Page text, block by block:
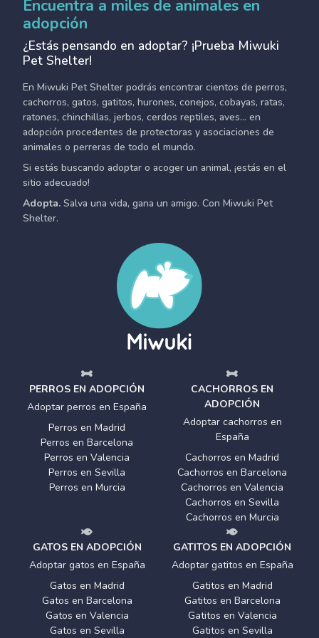
Encuentra a miles de animales en
adopción
¿Estás pensando en adoptar? ¡Prueba Miwuki
Pet Shelter!
En Miwuki Pet Shelter podrás encontrar cientos de perros,
cachorros, gatos, gatitos, hurones, conejos, cobayas, ratas,
ratones, chinchillas, jerbos, cerdos reptiles, aves... en
adopción procedentes de protectoras y asociaciones de
animales o perreras de todo el mundo.
Si estás buscando adoptar o acoger un animal, ¡estás en el
sitio adecuado!
Adopta. Salva una vida, gana un amigo. Con Miwuki Pet
Shelter.
PERROS EN ADOPCIÓN
Adoptar perros en España
Perros en Madrid
Perros en Barcelona
Perros en Valencia
Perros en Sevilla
Perros en Murcia
CACHORROS EN
ADOPCIÓN
Adoptar cachorros en
España
Cachorros en Madrid
Cachorros en Barcelona
Cachorros en Valencia
Cachorros en Sevilla
Cachorros en Murcia
GATOS EN ADOPCIÓN
Adoptar gatos en España
Gatos en Madrid
Gatos en Barcelona
Gatos en Valencia
Gatos en Sevilla
GATITOS EN ADOPCIÓN
Adoptar gatitos en España
Gatitos en Madrid
Gatitos en Barcelona
Gatitos en Valencia
Gatitos en Sevilla